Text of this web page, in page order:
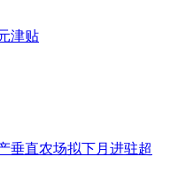
津贴
垂直农场拟下月进驻超